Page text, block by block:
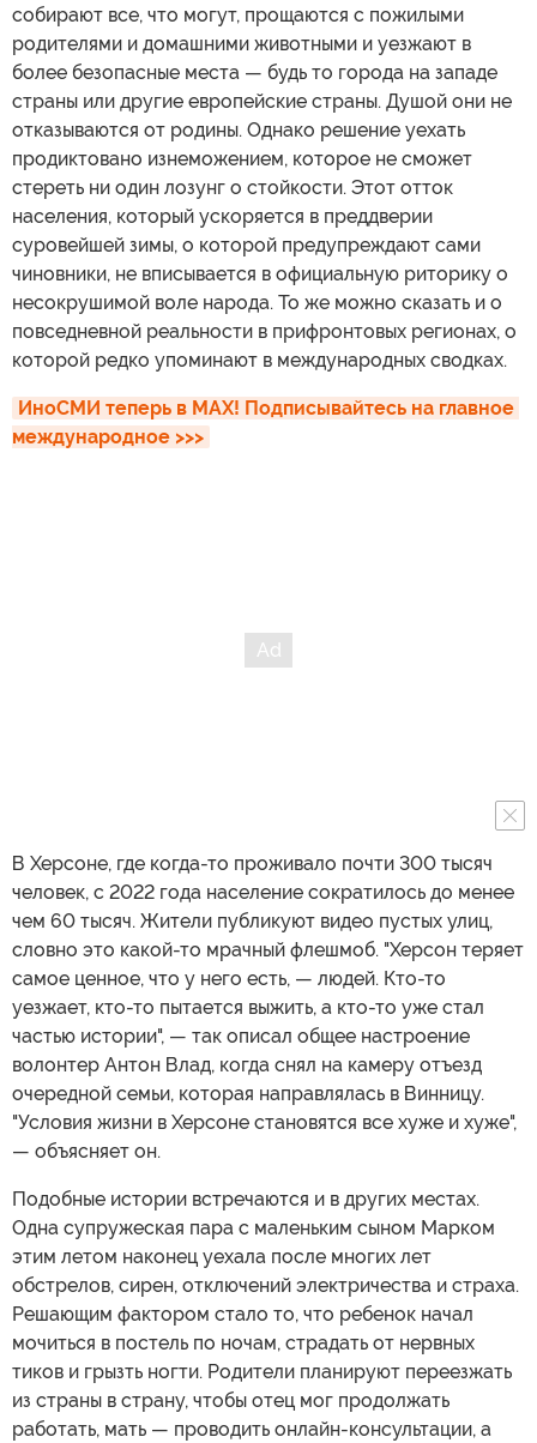
собирают все, что могут, прощаются с пожилыми
родителями и домашними животными и уезжают в
более безопасные места — будь то города на западе
страны или другие европейские страны. Душой они не
отказываются от родины. Однако решение уехать
продиктовано изнеможением, которое не сможет
стереть ни один лозунг о стойкости. Этот отток
населения, который ускоряется в преддверии
суровейшей зимы, о которой предупреждают сами
чиновники, не вписывается в официальную риторику о
несокрушимой воле народа. То же можно сказать и о
повседневной реальности в прифронтовых регионах, о
которой редко упоминают в международных сводках.
ИноСМИ теперь в MAX! Подписывайтесь на главное
международное >>>
В Херсоне, где когда-то проживало почти 300 тысяч
человек, с 2022 года население сократилось до менее
чем 60 тысяч. Жители публикуют видео пустых улиц,
словно это какой-то мрачный флешмоб. "Херсон теряет
самое ценное, что у него есть, — людей. Кто-то
уезжает, кто-то пытается выжить, а кто-то уже стал
частью истории", — так описал общее настроение
волонтер Антон Влад, когда снял на камеру отъезд
очередной семьи, которая направлялась в Винницу.
"Условия жизни в Херсоне становятся все хуже и хуже",
— объясняет он.
Подобные истории встречаются и в других местах.
Одна супружеская пара с маленьким сыном Марком
этим летом наконец уехала после многих лет
обстрелов, сирен, отключений электричества и страха.
Решающим фактором стало то, что ребенок начал
мочиться в постель по ночам, страдать от нервных
тиков и грызть ногти. Родители планируют переезжать
из страны в страну, чтобы отец мог продолжать
работать, мать — проводить онлайн-консультации, а